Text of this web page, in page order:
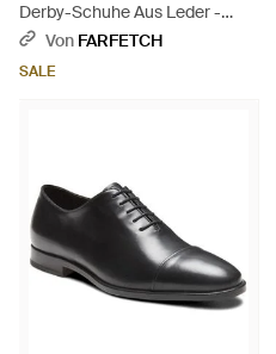
Derby-Schuhe Aus Leder -
Braun
Von FARFETCH
SALE